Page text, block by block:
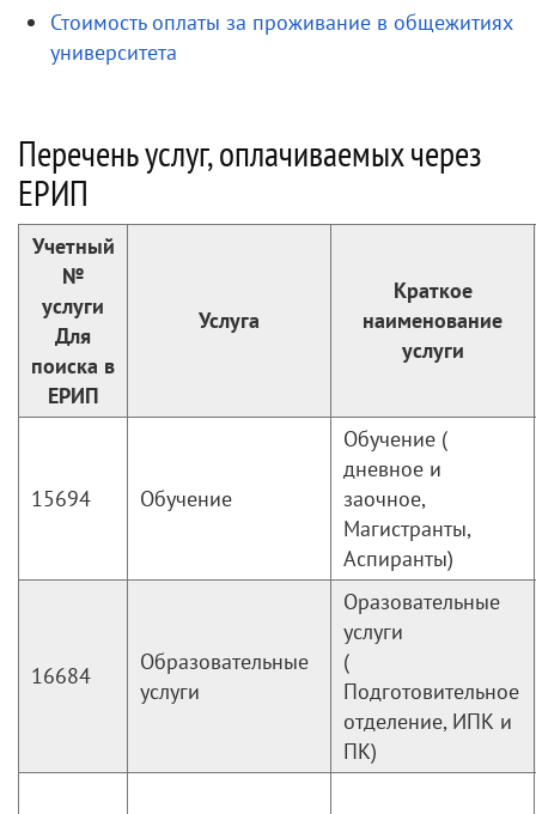
Стоимость оплаты за проживание в общежитиях
университета
Перечень услуг, оплачиваемых через
ЕРИП
Учетный
№
услуги
Для
поиска в
ЕРИП
Услуга
Краткое
наименование
услуги
15694 Обучение
Обучение (
дневное и
заочное,
Магистранты,
Аспиранты)
16684
Образовательные
услуги
Оразовательные
услуги
(
Подготовительное
отделение, ИПК и
ПК)